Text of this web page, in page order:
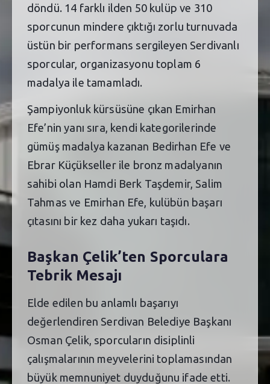
döndü. 14 farklı ilden 50 kulüp ve 310
sporcunun mindere çıktığı zorlu turnuvada
üstün bir performans sergileyen Serdivanlı
sporcular, organizasyonu toplam 6
madalya ile tamamladı.
Şampiyonluk kürsüsüne çıkan Emirhan
Efe’nin yanı sıra, kendi kategorilerinde
gümüş madalya kazanan Bedirhan Efe ve
Ebrar Küçükseller ile bronz madalyanın
sahibi olan Hamdi Berk Taşdemir, Salim
Tahmas ve Emirhan Efe, kulübün başarı
çıtasını bir kez daha yukarı taşıdı.
Başkan Çelik’ten Sporculara
Tebrik Mesajı
Elde edilen bu anlamlı başarıyı
değerlendiren Serdivan Belediye Başkanı
Osman Çelik, sporcuların disiplinli
çalışmalarının meyvelerini toplamasından
büyük memnuniyet duyduğunu ifade etti.